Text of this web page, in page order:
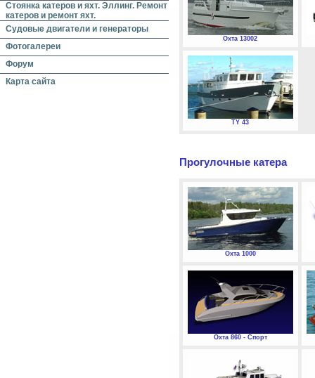
Стоянка катеров и яхт. Эллинг. Ремонт
катеров и ремонт яхт.
Судовые двигатели и генераторы
Фотогалереи
Форум
Карта сайта
Охта 13002
TY 43
Прогулочные катера
Охта 1000
Охта 860 - Спорт